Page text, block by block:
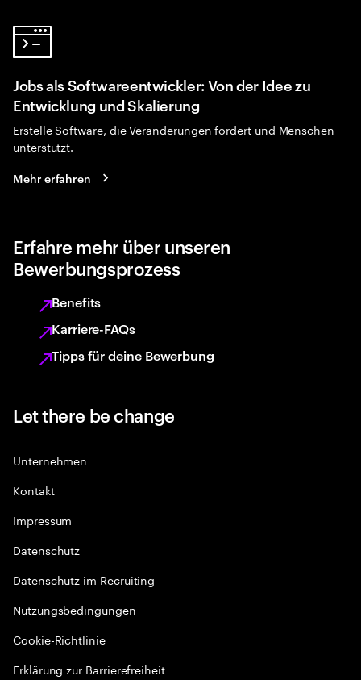
Jobs als Softwareentwickler: Von der Idee zu
Entwicklung und Skalierung
Erstelle Software, die Veränderungen fördert und Menschen
unterstützt.
Mehr erfahren
Erfahre mehr über unseren
Bewerbungsprozess
Benefits
Karriere-FAQs
Tipps für deine Bewerbung
Let there be change
Unternehmen
Kontakt
Impressum
Datenschutz
Datenschutz im Recruiting
Nutzungsbedingungen
Cookie-Richtlinie
Erklärung zur Barrierefreiheit